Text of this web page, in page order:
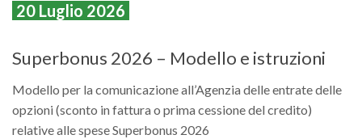
20 Luglio 2026
Superbonus 2026 – Modello e istruzioni
Modello per la comunicazione all’Agenzia delle entrate delle
opzioni (sconto in fattura o prima cessione del credito)
relative alle spese Superbonus 2026